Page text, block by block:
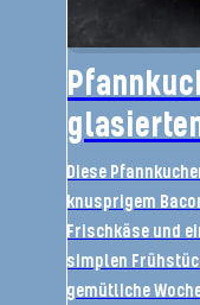
Diese
knusprigem
Frischkäse und
simplen
gemütliche